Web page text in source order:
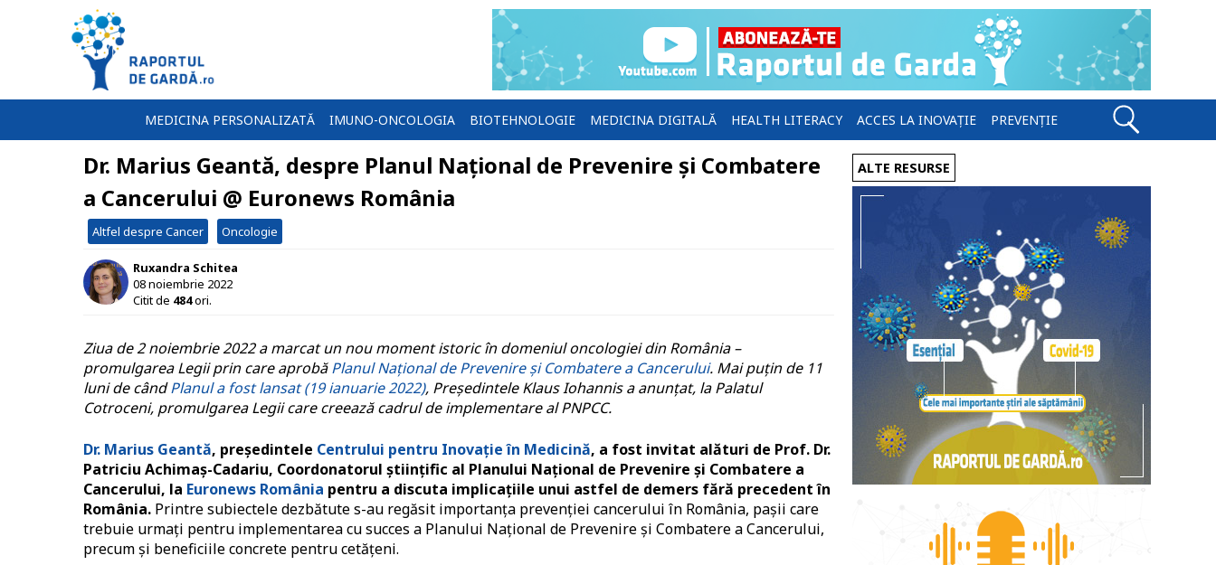
MEDICINA PERSONALIZATĂ IMUNO-ONCOLOGIA BIOTEHNOLOGIE MEDICINA DIGITALĂ HEALTH LITERACY ACCES LA INOVAȚIE PREVENȚIE
Dr. Marius Geantă, despre Planul Național de Prevenire și Combatere
a Cancerului @ Euronews România
Altfel despre Cancer Oncologie
Ruxandra Schitea
08 noiembrie 2022
Citit de 484ori.
Ziua de 2 noiembrie 2022 a marcat un nou moment istoric în domeniul oncologiei din România –
promulgarea Legii prin care aprobăPlanul Național de Prevenire și Combatere a Cancerului. Mai puțin de 11
luni de cândPlanul a fost lansat (19 ianuarie 2022), Președintele Klaus Iohannis a anunțat, la Palatul
Cotroceni, promulgarea Legii care creează cadrul de implementare al PNPCC.
Dr. Marius Geantă, președintele Centrului pentru Inovație în Medicină, a fost invitat alături de Prof. Dr.
Patriciu Achimaș-Cadariu, Coordonatorul științific al Planului Național de Prevenire și Combatere a
Cancerului, la Euronews România pentru a discuta implicațiile unui astfel de demers fără precedent în
România. Printre subiectele dezbătute s-au regăsit importanța prevenției cancerului în România, pașii care
trebuie urmați pentru implementarea cu succes a Planului Național de Prevenire și Combatere a Cancerului,
precum și beneficiile concrete pentru cetățeni.
ALTE RESURSE